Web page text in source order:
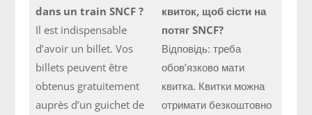
dans un train SNCF ?
Il est indispensable
d’avoir un billet. Vos
billets peuvent être
obtenus gratuitement
auprès d’un guichet de
квиток, щоб сісти на
потяг SNCF?
Відповідь: треба
обов’язково мати
квитка. Квитки можна
отримати безкоштовно